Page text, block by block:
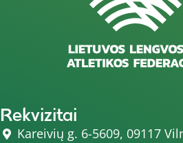
Rekvizitai
Kareivių g. 6-5609, 09117